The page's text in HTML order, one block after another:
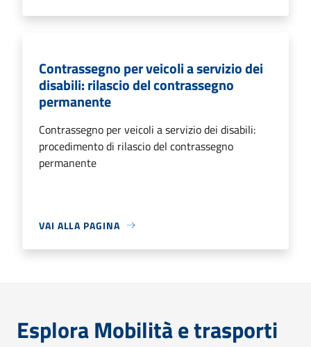
Contrassegno per veicoli a servizio dei
disabili: rilascio del contrassegno
permanente
Contrassegno per veicoli a servizio dei disabili:
procedimento di rilascio del contrassegno
permanente
VAI ALLA PAGINA
Esplora Mobilità e trasporti